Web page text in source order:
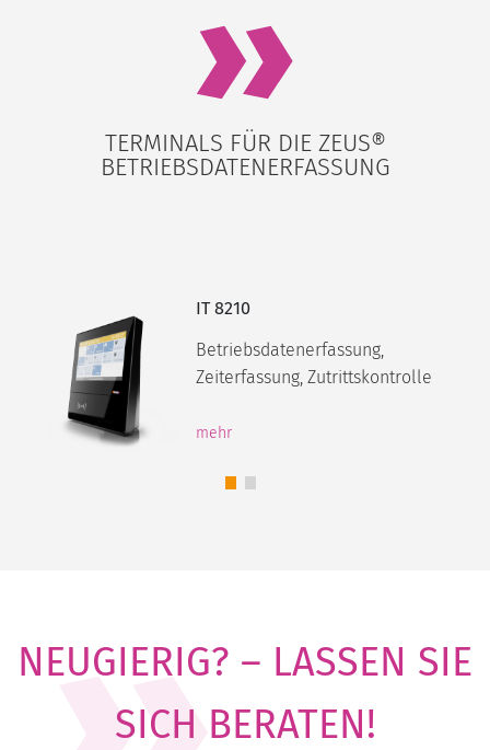
TERMINALS FÜR DIE ZEUS®
BETRIEBSDATENERFASSUNG
IT 8210
Betriebsdatenerfassung,
Zeiterfassung, Zutrittskontrolle
mehr
NEUGIERIG? – LASSEN SIE
SICH BERATEN!